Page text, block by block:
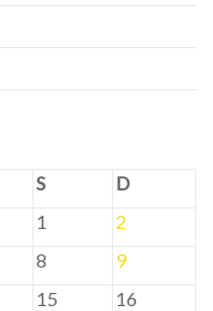
S D
1
2
8
9
15
16